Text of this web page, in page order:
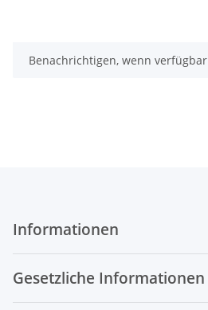
Benachrichtigen, wenn verfügbar
Informationen
Gesetzliche Informationen